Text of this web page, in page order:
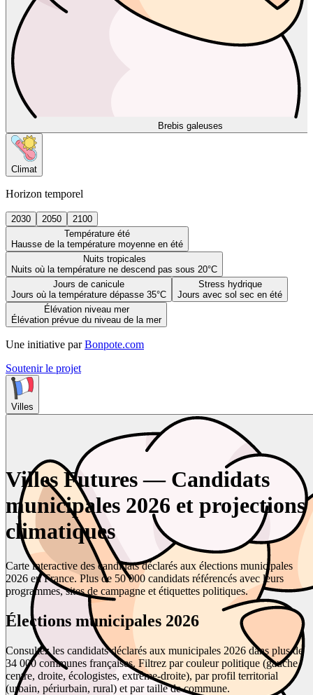
Brebis galeuses
Climat
Horizon temporel
2030 2050
2100
Température été
Hausse de la température moyenne en été
Nuits tropicales
Nuits où la température ne descend pas sous 20°C
Jours de canicule
Jours où la température dépasse 35°C
Stress hydrique
Jours avec sol sec en été
Élévation niveau mer
Élévation prévue du niveau de la mer
Une initiative par Bonpote.com
Soutenir le projet
Villes
Villes Futures — Candidats
municipales 2026 et projections
climatiques
Carte interactive des candidats déclarés aux élections municipales
2026 en France. Plus de 50 000 candidats référencés avec leurs
programmes, sites de campagne et étiquettes politiques.
Élections municipales 2026
Consultez les candidats déclarés aux municipales 2026 dans plus de
34 000 communes françaises. Filtrez par couleur politique (gauche,
centre, droite, écologistes, extrême-droite), par profil territorial
(urbain, périurbain, rural) et par taille de commune.